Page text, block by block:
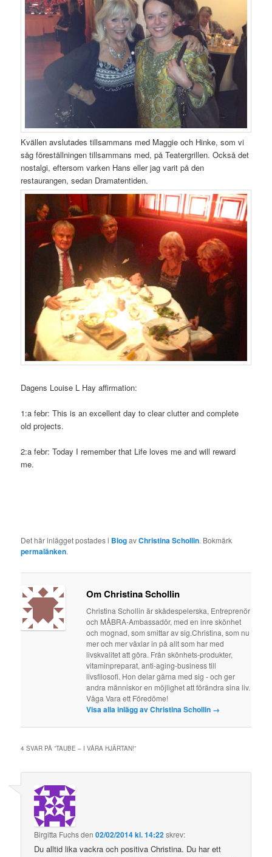
Kvällen avslutades tillsammans med Maggie och Hinke, som vi
såg föreställningen tillsammans med, på Teatergrillen. Också det
nostalgi, eftersom varken Hans eller jag varit på den
restaurangen, sedan Dramatentiden.
Dagens Louise L Hay affirmation:
1:a febr: This is an excellent day to clear clutter and complete
old projects.
2:a febr: Today I remember that Life loves me and will reward
me.
Det här inlägget postades i BlogavChristina Schollin. Bokmärk
permalänken.
Om Christina Schollin
Christina Schollin är skådespelerska, Entreprenör
och MÅBRA-Ambassadör, med en inre skönhet
och mognad, som smittar av sig.Christina, som nu
mer och mer växlar in på allt som har med
livskvalitet att göra. Från skönhets-produkter,
vitaminpreparat, anti-aging-business till
livsfilosofi. Hon delar gärna med sig - och ger
andra människor en möjlighet att förändra sina liv.
Våga Vara ett Föredöme!
Visa alla inlägg av Christina Schollin →
4 SVAR PÅ ”TAUBE – I VÅRA HJÄRTAN!”
Birgitta Fuchsden02/02/2014 kl. 14:22skrev:
Du alltid lika vackra och positiva Christina. Du har ett